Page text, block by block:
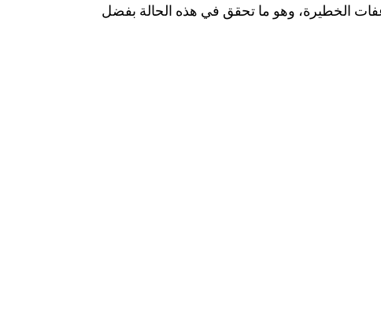
الخطيرة، وهو ما تحقق في هذه الحالة بفضل